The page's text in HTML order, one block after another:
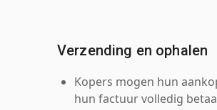
Verzending en ophalen
Kopers mogen hun
hun factuur volledig